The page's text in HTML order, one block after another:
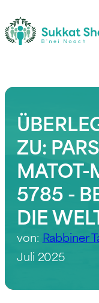
ZU:
MATOT-
5785 -
DIE
von: Rabbiner
Juli 2025